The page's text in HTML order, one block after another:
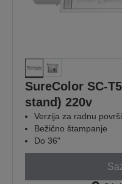
SureColor SC-
stand) 220v
Verzija za radnu
Bežično štampanje
Do 36"